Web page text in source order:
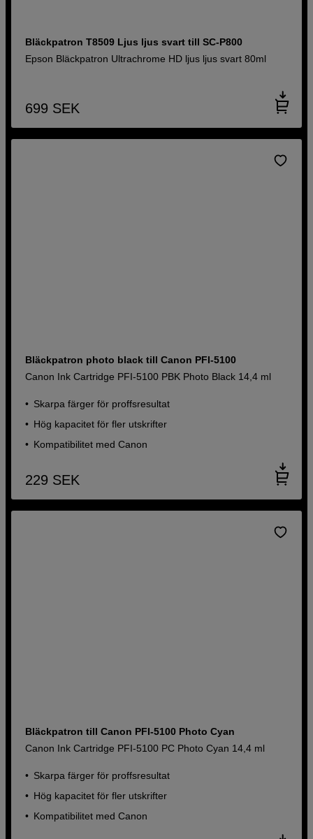
Bläckpatron T8509 Ljus ljus svart till SC-P800
Epson Bläckpatron Ultrachrome HD ljus ljus svart 80ml
699 SEK
Bläckpatron photo black till Canon PFI-5100
Canon Ink Cartridge PFI-5100 PBK Photo Black 14,4 ml
Skarpa färger för proffsresultat
Hög kapacitet för fler utskrifter
Kompatibilitet med Canon
229 SEK
Bläckpatron till Canon PFI-5100 Photo Cyan
Canon Ink Cartridge PFI-5100 PC Photo Cyan 14,4 ml
Skarpa färger för proffsresultat
Hög kapacitet för fler utskrifter
Kompatibilitet med Canon